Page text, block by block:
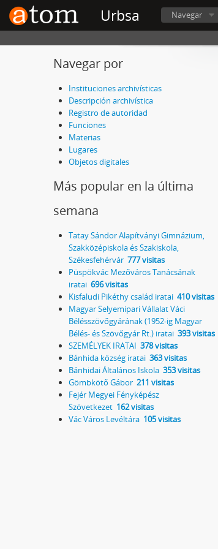
Urbsa Navegar
Navegar por
Instituciones archivísticas
Descripción archivística
Registro de autoridad
Funciones
Materias
Lugares
Objetos digitales
Más popular en la última
semana
Tatay Sándor Alapítványi Gimnázium,
Szakközépiskola és Szakiskola,
Székesfehérvár 777 visitas
Püspökvác Mezőváros Tanácsának
iratai 696 visitas
Kisfaludi Pikéthy család iratai 410 visitas
Magyar Selyemipari Vállalat Váci
Bélésszövőgyárának (1952-ig Magyar
Bélés- és Szövőgyár Rt.) iratai 393 visitas
SZEMÉLYEK IRATAI 378 visitas
Bánhida község iratai 363 visitas
Bánhidai Általános Iskola 353 visitas
Gömbkötő Gábor 211 visitas
Fejér Megyei Fényképész
Szövetkezet 162 visitas
Vác Város Levéltára 105 visitas